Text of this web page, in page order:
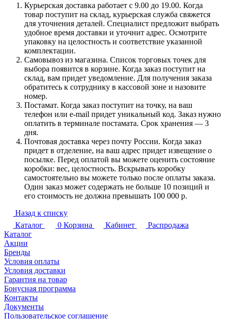
Курьерская доставка работает с 9.00 до 19.00. Когда
товар поступит на склад, курьерская служба свяжется
для уточнения деталей. Специалист предложит выбрать
удобное время доставки и уточнит адрес. Осмотрите
упаковку на целостность и соответствие указанной
комплектации.
Самовывоз из магазина. Список торговых точек для
выбора появится в корзине. Когда заказ поступит на
склад, вам придет уведомление. Для получения заказа
обратитесь к сотруднику в кассовой зоне и назовите
номер.
Постамат. Когда заказ поступит на точку, на ваш
телефон или e-mail придет уникальный код. Заказ нужно
оплатить в терминале постамата. Срок хранения — 3
дня.
Почтовая доставка через почту России. Когда заказ
придет в отделение, на ваш адрес придет извещение о
посылке. Перед оплатой вы можете оценить состояние
коробки: вес, целостность. Вскрывать коробку
самостоятельно вы можете только после оплаты заказа.
Один заказ может содержать не больше 10 позиций и
его стоимость не должна превышать 100 000 р.
Назад к списку
Каталог
0 Корзина Кабинет
Распродажа
Каталог
Акции
Бренды
Условия оплаты
Условия доставки
Гарантия на товар
Бонусная программа
Контакты
Документы
Пользовательское соглашение